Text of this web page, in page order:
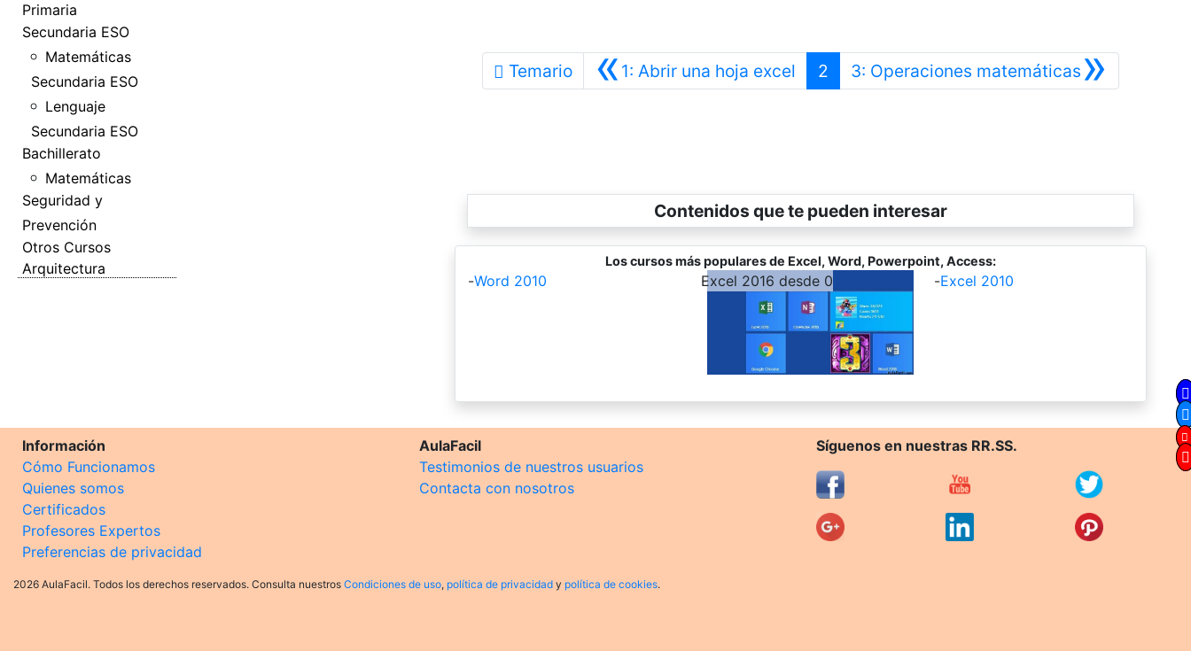
Primaria
Secundaria ESO
Matemáticas
Secundaria ESO
Lenguaje
Secundaria ESO
Bachillerato
Matemáticas
Seguridad y
Prevención
Otros Cursos
Arquitectura
Temario «1: Abrir una hoja excel Anterior
2 »
3: Operaciones matemáticasSiguiente
Contenidos que te pueden interesar
Los cursos más populares de Excel, Word, Powerpoint, Access:
-Word 2010 -
Excel 2016 desde 0 -Excel 2010
Información
Cómo Funcionamos
Quienes somos
Certificados
Profesores Expertos
Preferencias de privacidad
AulaFacil
Testimonios de nuestros usuarios
Contacta con nosotros
Síguenos en nuestras RR.SS.
2026 AulaFacil. Todos los derechos reservados. Consulta nuestros Condiciones de uso, política de privacidad y política de cookies.